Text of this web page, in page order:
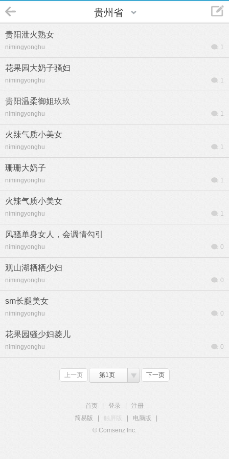
贵州省
贵阳泄火熟女
nimingyonghu 1
花果园大奶子骚妇
nimingyonghu 1
贵阳温柔御姐玖玖
nimingyonghu 1
火辣气质小美女
nimingyonghu 1
珊珊大奶子
nimingyonghu 1
火辣气质小美女
nimingyonghu 1
风骚单身女人，会调情勾引
nimingyonghu 0
观山湖栖栖少妇
nimingyonghu 0
sm长腿美女
nimingyonghu 0
花果园骚少妇菱儿
nimingyonghu 0
上一页 第1页 下一页
首页 登录
注册
简易版
触屏版 电脑版
© Comsenz Inc.